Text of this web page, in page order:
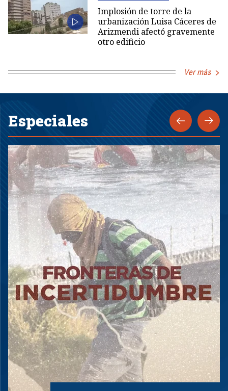
Implosión de torre de la
urbanización Luisa Cáceres de
Arizmendi afectó gravemente
otro edificio
Ver más
Especiales